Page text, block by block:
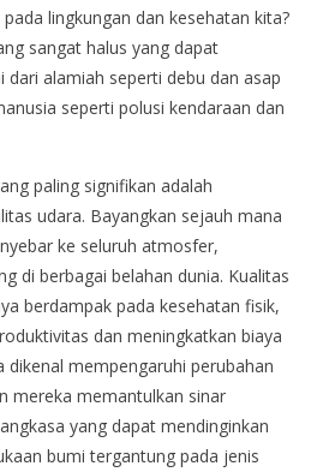
lingkungan dan kesehatan kita?
sangat halus yang dapat
dari alamiah seperti debu dan asap
seperti polusi kendaraan dan
paling signifikan adalah
udara. Bayangkan sejauh mana
ke seluruh atmosfer,
di berbagai belahan dunia. Kualitas
berdampak pada kesehatan fisik,
dan meningkatkan biaya
mempengaruhi perubahan
mereka memantulkan sinar
yang dapat mendinginkan
bumi tergantung pada jenis